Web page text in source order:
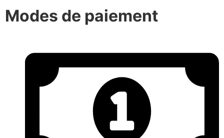
Modes de paiement